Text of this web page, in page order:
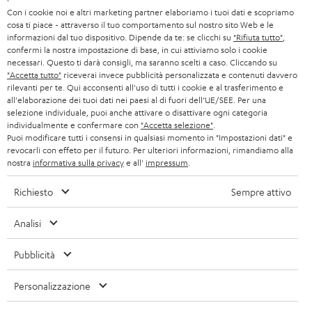
e
t
t
e
r
CUFFIE
CUFFIE BLUETOOTH
SET STEREO
ALTOPARLANTE
ULTIMA
CUFFIE IN-EAR
B2B
BLOG
NEWSLETTER
NEGOZI
VANTAGGI TEUFEL
LA NOSTRA STORIA
MANAGEMENT
SOSTENIBILITÀ
I NOSTRI VALORI
ACCESSIBILITÀ
SVIZZERA
PAESI BASSI
BELGIO
FRANCIA
SPAGNA
ITALIA
USA
errori di battitura e omissioni. Gli accessori mostrati nelle nostre foto non sono
inclusi nella consegna. Eventuali costi di smaltimento delle batterie sono inclusi
nel prezzo.
Con i cookie noi e altri marketing partner elaboriamo i tuoi dati e scopriamo
cosa ti piace - attraverso il tuo comportamento sul nostro sito Web e le
informazioni dal tuo dispositivo. Dipende da te: se clicchi su "Rifiuta tutto"
confermi la nostra impostazione di base, in cui attiviamo solo i cookie
necessari. Questo ti darà consigli, ma saranno scelti a caso. Cliccando su
"Accetta tutto" riceverai invece pubblicità personalizzata e contenuti davvero
rilevanti per te. Qui acconsenti all'uso di tutti i cookie e al trasferimento e
all'elaborazione dei tuoi dati nei paesi al di fuori dell’UE/SEE. Per una
selezione individuale, puoi anche attivare o disattivare ogni categoria
individualmente e confermare con "Accetta selezione"
Puoi modificare tutti i consensi in qualsiasi momento in "Impostazioni dati" e
revocarli con effeto per il futuro. Per ulteriori informazioni, rimandiamo alla
nostra informativa sulla privacye all' impressum
Richiesto Sempre attivo
Analisi
Pubblicità
Personalizzazione